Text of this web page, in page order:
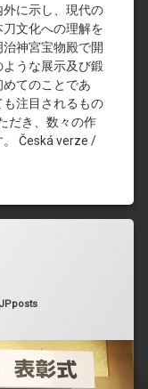
外に示し、現代の
文化への理解を
神宮宝物殿で開
うな展示及び鍛
てのことであ
注目されるもの
だき、数々の作
Česká verze /
03-13
Kategorie:
JPposts